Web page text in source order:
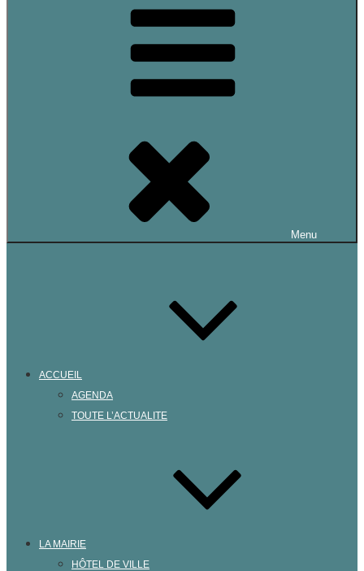
Menu
ACCUEIL
AGENDA
TOUTE L’ACTUALITE
LA MAIRIE
HÔTEL DE VILLE